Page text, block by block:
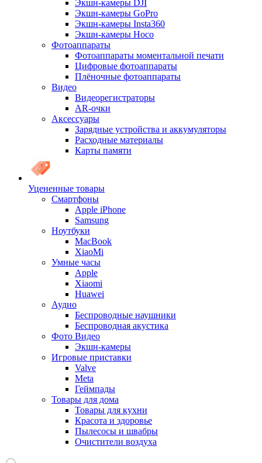
Экшн-камеры DJI
Экшн-камеры GoPro
Экшн-камеры Insta360
Экшн-камеры Hoco
Фотоаппараты
Фотоаппараты моментальной печати
Цифровые фотоаппараты
Плёночные фотоаппараты
Видео
Видеорегистраторы
AR-очки
Аксессуары
Зарядные устройства и аккумуляторы
Расходные материалы
Карты памяти
Уцененные товары
Cмартфоны
Apple iPhone
Samsung
Ноутбуки
MacBook
XiaoMi
Умные часы
Apple
Xiaomi
Huawei
Аудио
Беспроводные наушники
Беспроводная акустика
Фото Видео
Экшн-камеры
Игровые приставки
Valve
Meta
Геймпады
Товары для дома
Товары для кухни
Красота и здоровье
Пылесосы и швабры
Очистители воздуха